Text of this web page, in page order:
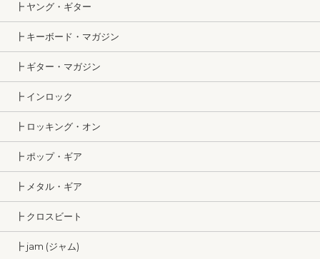
┣ ヤング・ギター
┣ キーボード・マガジン
┣ ギター・マガジン
┣ インロック
┣ ロッキング・オン
┣ ポップ・ギア
┣ メタル・ギア
┣ クロスビート
┣ jam (ジャム)